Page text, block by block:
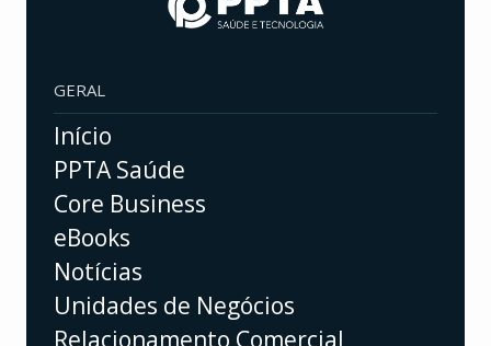
GERAL
Início
PPTA Saúde
Core Business
eBooks
Notícias
Unidades de Negócios